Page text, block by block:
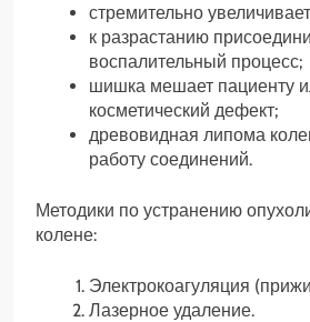
стремительно
к разрастанию
воспалительный процесс;
шишка мешает пациенту
косметический дефект;
древовидная липома
работу соединений.
Методики по устранению
колене:
Электрокоагуляция
Лазерное удаление.